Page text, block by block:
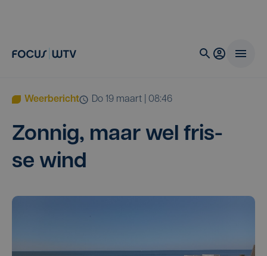
Weerbericht do 19 maart | 08:46
Zon­nig, maar wel fris­
se wind